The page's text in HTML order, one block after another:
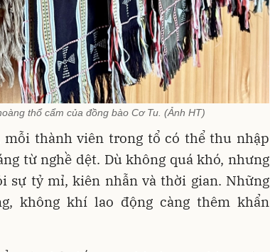
thổ cẩm của đồng bào Cơ Tu. (Ảnh HT)
mỗi thành viên trong tổ có thể thu nhập
từ nghề dệt. Dù không quá khó, nhưng
sự tỷ mỉ, kiên nhẫn và thời gian. Những
không khí lao động càng thêm khẩn